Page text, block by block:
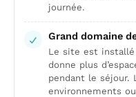
journée.
Grand domaine
Le site est installé
donne plus
pendant le séjour.
environnements